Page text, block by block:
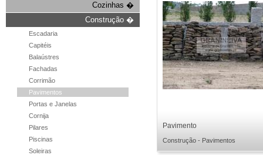
Cozinhas �
Construção �
Escadaria
Capitéis
Balaústres
Fachadas
Corrimão
Pavimentos
Portas e Janelas
Cornija
Pilares
Piscinas
Soleiras
Pavimento
Construção - Pavimentos